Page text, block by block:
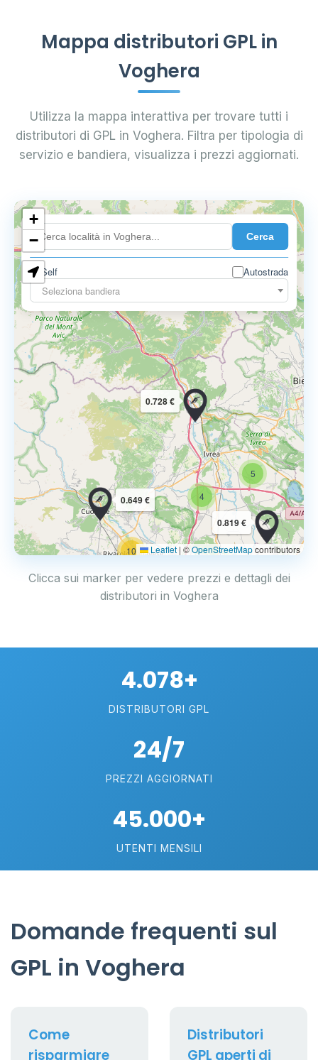
Mappa distributori GPL in
Voghera
Utilizza la mappa interattiva per trovare tutti i
distributori di GPL in Voghera. Filtra per tipologia di
servizio e bandiera, visualizza i prezzi aggiornati.
Cerca
Self
Autostrada
Seleziona bandiera
10
4
5
0.819 €
0.649 €
0.728 €
+
−
Leaflet | ©OpenStreetMapcontributors
Clicca sui marker per vedere prezzi e dettagli dei
distributori in Voghera
4.078+
DISTRIBUTORI GPL
24/7
PREZZI AGGIORNATI
45.000+
UTENTI MENSILI
Domande frequenti sul
GPL in Voghera
Come
risparmiare
Distributori
GPL aperti di